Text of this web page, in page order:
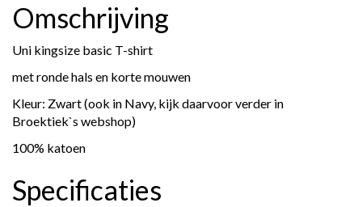
Omschrijving
Uni kingsize basic T-shirt
met ronde hals en korte mouwen
Kleur: Zwart (ook in Navy, kijk daarvoor verder in
Broektiek`s webshop)
100% katoen
Specificaties